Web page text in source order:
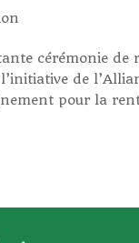
cérémonie de
de
pour la